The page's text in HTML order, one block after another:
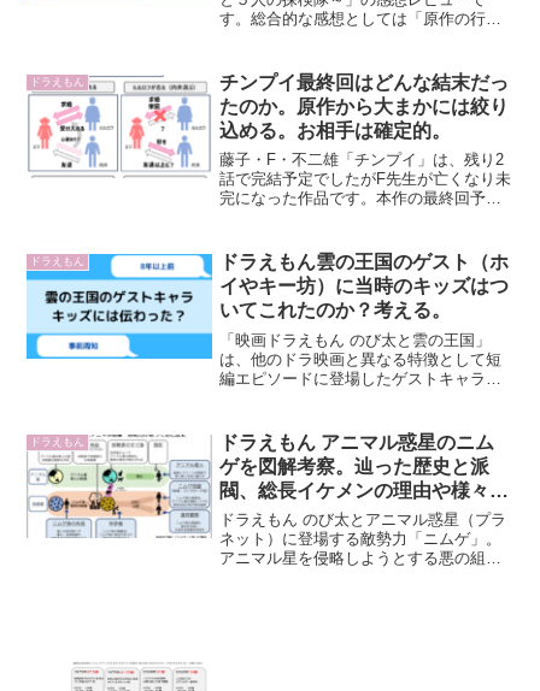
す。総合的な感想としては「原作の行間
の完成度が際立った。」という感じで高
評価です。さらに言うと「...
ドラえもん
チンプイ最終回はどんな結末だっ
たのか。原作から大まかには絞り
込める。お相手は確定的。
藤子・F・不二雄「チンプイ」は、残り2
話で完結予定でしたがF先生が亡くなり未
完になった作品です。本作の最終回予想
されているが、エリは同級生の内木くん
が好き」という三角...
ドラえもん
ドラえもん雲の王国のゲスト（ホ
イやキー坊）に当時のキッズはつ
いてこれたのか？考える。
「映画ドラえもん のび太と雲の王国」
は、他のドラ映画と異なる特徴として短
編エピソードに登場したゲストキャラク
ピソードの事前知識を要します（知って
いると面白さが増す構成で...
ドラえもん
ドラえもん アニマル惑星のニム
ゲを図解考察。辿った歴史と派
閥、総長イケメンの理由や様々な
謎を解説
ドラえもん のび太とアニマル惑星（プラ
ネット）に登場する敵勢力「ニムゲ」。
アニマル星を侵略しようとする悪の組織